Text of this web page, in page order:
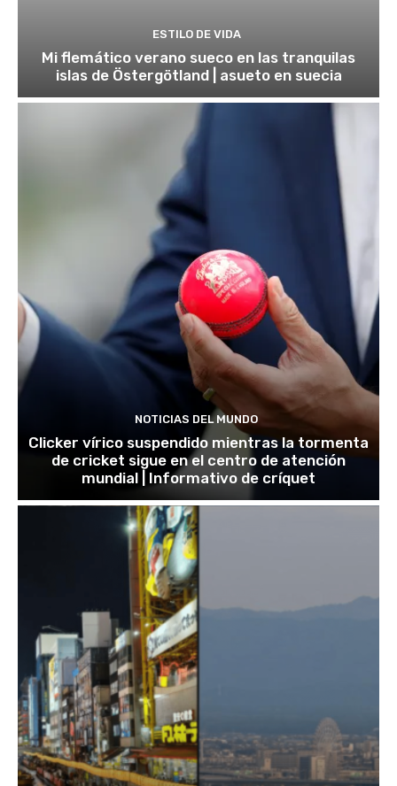
ESTILO DE VIDA
Mi flemático verano sueco en las tranquilas
islas de Östergötland | asueto en suecia
NOTICIAS DEL MUNDO
Clicker vírico suspendido mientras la tormenta
de cricket sigue en el centro de atención
mundial | Informativo de críquet